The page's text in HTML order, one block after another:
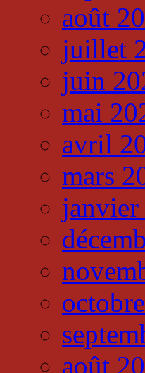
août
juillet
juin
mai
avril
mars
janvier
août